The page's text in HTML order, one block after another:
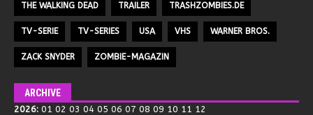
THE WALKING DEAD TRAILER TRASHZOMBIES.DE
TV-SERIE TV-SERIES USA VHS WARNER BROS.
ZACK SNYDER ZOMBIE-MAGAZIN
ARCHIVE
2026: 01 02 03 04 05 06 07 08 09 10 11 12